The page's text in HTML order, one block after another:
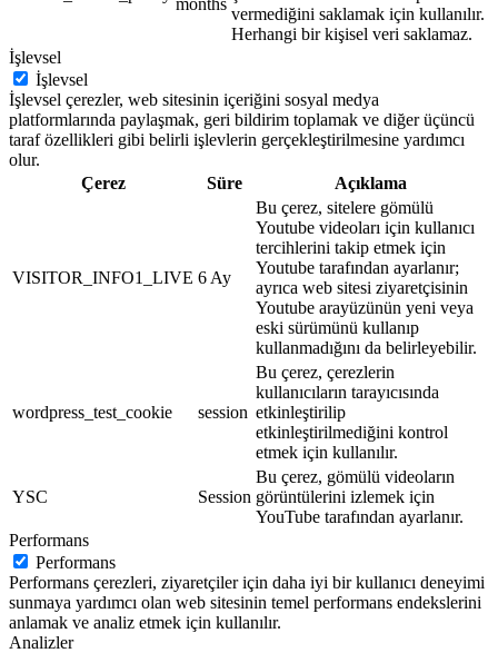
vermediğini saklamak için kullanılır.
Herhangi bir kişisel veri saklamaz.
İşlevsel
İşlevsel
İşlevsel çerezler, web sitesinin içeriğini sosyal medya
platformlarında paylaşmak, geri bildirim toplamak ve diğer üçüncü
taraf özellikleri gibi belirli işlevlerin gerçekleştirilmesine yardımcı
olur.
Çerez
Süre Açıklama
VISITOR_INFO1_LIVE 6 Ay
Bu çerez, sitelere gömülü
Youtube videoları için kullanıcı
tercihlerini takip etmek için
Youtube tarafından ayarlanır;
ayrıca web sitesi ziyaretçisinin
Youtube arayüzünün yeni veya
eski sürümünü kullanıp
kullanmadığını da belirleyebilir.
wordpress_test_cookie session
Bu çerez, çerezlerin
kullanıcıların tarayıcısında
etkinleştirilip
etkinleştirilmediğini kontrol
etmek için kullanılır.
YSC Session
Bu çerez, gömülü videoların
görüntülerini izlemek için
YouTube tarafından ayarlanır.
Performans
Performans
Performans çerezleri, ziyaretçiler için daha iyi bir kullanıcı deneyimi
sunmaya yardımcı olan web sitesinin temel performans endekslerini
anlamak ve analiz etmek için kullanılır.
Analizler